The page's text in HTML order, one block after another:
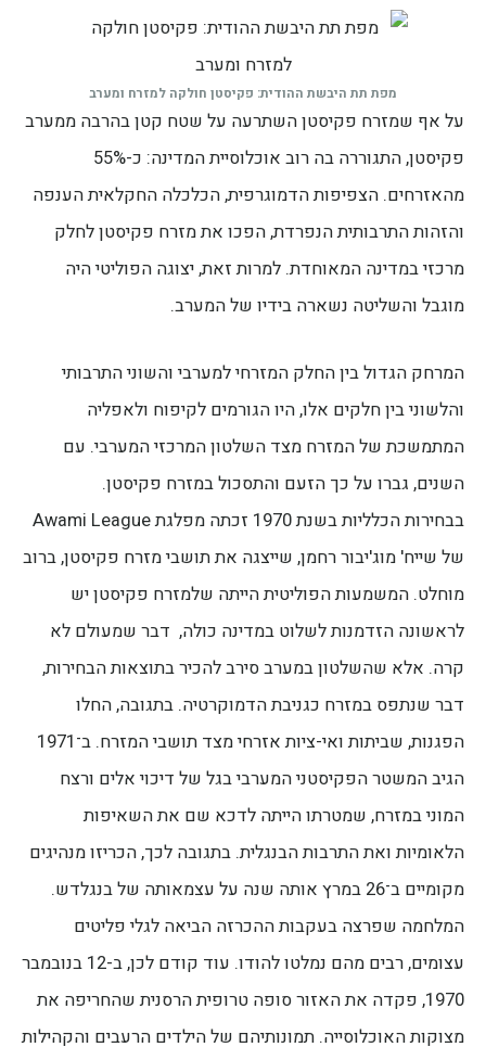
מפת תת היבשת ההודית: פקיסטן חולקה למזרח ומערב
על אף שמזרח פקיסטן השתרעה על שטח קטן בהרבה ממערב
פקיסטן, התגוררה בה רוב אוכלוסיית המדינה: כ-55%
מהאזרחים. הצפיפות הדמוגרפית, הכלכלה החקלאית הענפה
והזהות התרבותית הנפרדת, הפכו את מזרח פקיסטן לחלק
מרכזי במדינה המאוחדת. למרות זאת, יצוגה הפוליטי היה
מוגבל והשליטה נשארה בידיו של המערב.
המרחק הגדול בין החלק המזרחי למערבי והשוני התרבותי
והלשוני בין חלקים אלו, היו הגורמים לקיפוח ולאפליה
המתמשכת של המזרח מצד השלטון המרכזי המערבי. עם
השנים, גברו על כך הזעם והתסכול במזרח פקיסטן.
בבחירות הכלליות בשנת 1970 זכתה מפלגת Awami League
של שייח' מוג'יבור רחמן, שייצגה את תושבי מזרח פקיסטן, ברוב
מוחלט. המשמעות הפוליטית הייתה שלמזרח פקיסטן יש
לראשונה הזדמנות לשלוט במדינה כולה, דבר שמעולם לא
קרה. אלא שהשלטון במערב סירב להכיר בתוצאות הבחירות,
דבר שנתפס במזרח כגניבת הדמוקרטיה. בתגובה, החלו
הפגנות, שביתות ואי-ציות אזרחי מצד תושבי המזרח. ב־1971
הגיב המשטר הפקיסטני המערבי בגל של דיכוי אלים ורצח
המוני במזרח, שמטרתו הייתה לדכא שם את השאיפות
הלאומיות ואת התרבות הבנגלית. בתגובה לכך, הכריזו מנהיגים
מקומיים ב־26 במרץ אותה שנה על עצמאותה של בנגלדש.
המלחמה שפרצה בעקבות ההכרזה הביאה לגלי פליטים
עצומים, רבים מהם נמלטו להודו. עוד קודם לכן, ב-12 בנובמבר
1970, פקדה את האזור סופה טרופית הרסנית שהחריפה את
מצוקות האוכלוסייה. תמונותיהם של הילדים הרעבים והקהילות